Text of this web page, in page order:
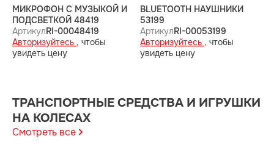
МИКРОФОН С МУЗЫКОЙ И
ПОДСВЕТКОЙ 48419
АртикулRI-00048419
Авторизуйтесь , чтобы
увидеть цену
BLUETOOTH НАУШНИКИ
53199
АртикулRI-00053199
Авторизуйтесь , чтобы
увидеть цену
ТРАНСПОРТНЫЕ СРЕДСТВА И ИГРУШКИ
НА КОЛЕСАХ
Смотреть все